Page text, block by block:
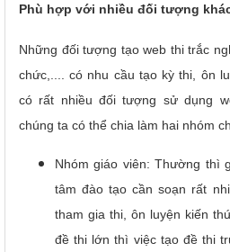
Phù hợp với nhiều đối tượng
Những đối tượng tạo web thi trắc
chức,.... có nhu cầu tạo kỳ thi, ôn
có rất nhiều đối tượng sử dụng
chúng ta có thể chia làm hai nhóm
Nhóm giáo viên: Thường thì
tâm đào tạo cần soạn rất
tham gia thi, ôn luyện kiến
đề thi lớn thì việc tạo đề thi